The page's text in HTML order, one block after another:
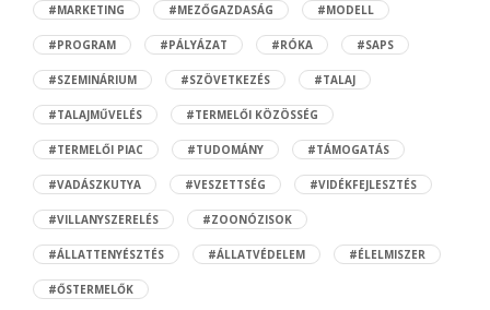
#MARKETING #MEZŐGAZDASÁG #MODELL
#PROGRAM #PÁLYÁZAT #RÓKA #SAPS
#SZEMINÁRIUM #SZÖVETKEZÉS #TALAJ
#TALAJMŰVELÉS #TERMELŐI KÖZÖSSÉG
#TERMELŐI PIAC #TUDOMÁNY #TÁMOGATÁS
#VADÁSZKUTYA #VESZETTSÉG #VIDÉKFEJLESZTÉS
#VILLANYSZERELÉS #ZOONÓZISOK
#ÁLLATTENYÉSZTÉS #ÁLLATVÉDELEM #ÉLELMISZER
#ŐSTERMELŐK